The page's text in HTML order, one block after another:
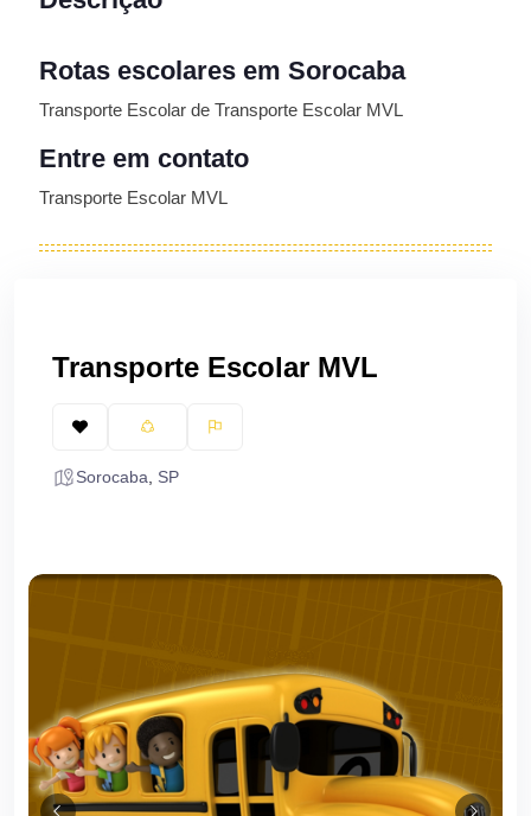
Transporte Escolar MVL
Sorocaba SP
Rotas escolares em Sorocaba
Transporte Escolar de Transporte Escolar MVL
Entre em contato
Transporte Escolar MVL